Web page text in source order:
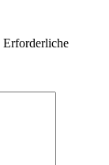
Erforderliche